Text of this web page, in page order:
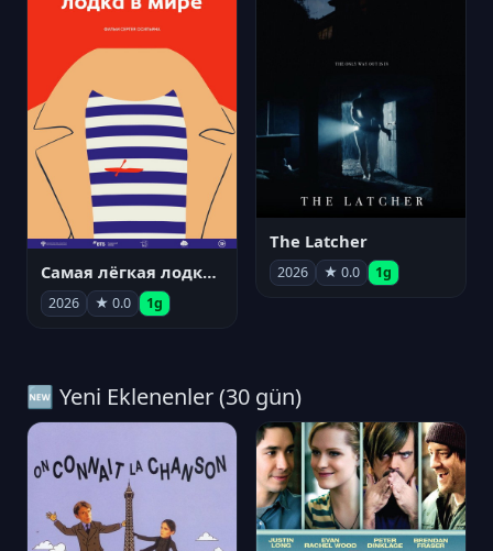
Самая лёгкая лодка в мире
2026 ★ 0.0 1g
The Latcher
2026 ★ 0.0 1g
🆕 Yeni Eklenenler (30 gün)